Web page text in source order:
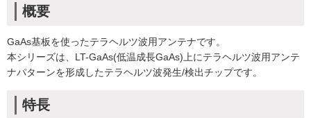
概要
GaAs基板を使ったテラヘルツ波用アンテナです。
本シリーズは、LT-GaAs(低温成長GaAs)上にテラヘルツ波用アンテ
ナパターンを形成したテラヘルツ波発生/検出チップです。
特長